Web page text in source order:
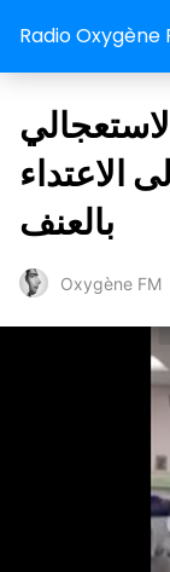
Radio Oxygène
الاعتداء
بالعنف
Oxygène FM